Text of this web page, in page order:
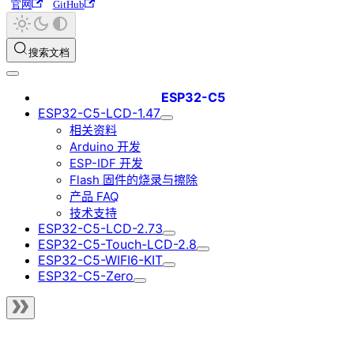
官网 GitHub
搜索文档
ESP32-C5
ESP32-C5-LCD-1.47
相关资料
Arduino 开发
ESP-IDF 开发
Flash 固件的烧录与擦除
产品 FAQ
技术支持
ESP32-C5-LCD-2.73
ESP32-C5-Touch-LCD-2.8
ESP32-C5-WIFI6-KIT
ESP32-C5-Zero